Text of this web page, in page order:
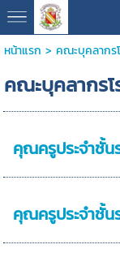
หน้าแรก > คณะบุคลากร
คณะบุคลากรโ
คุณครูประจำชั้น
คุณครูประจำชั้น